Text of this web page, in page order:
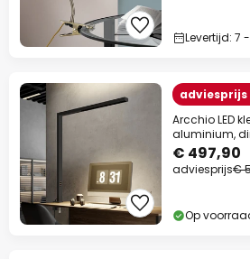
Levertijd: 7
adviesprijs
Arcchio LED
aluminium,
€ 497,90
adviesprijs€
Op